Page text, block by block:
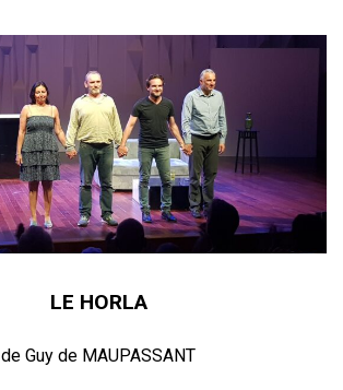
LE HORLA
de Guy de MAUPASSANT